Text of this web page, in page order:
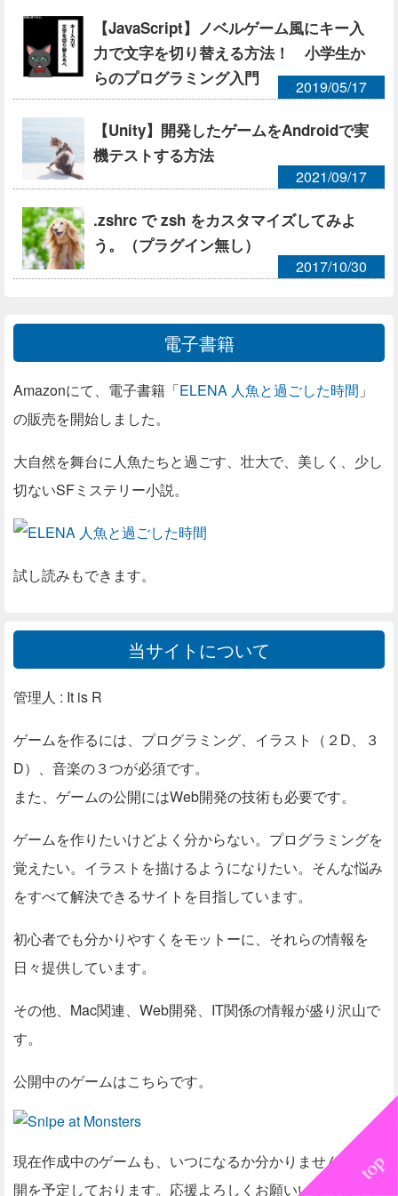
【JavaScript】ノベルゲーム風にキー入
力で文字を切り替える方法！ 小学生か
らのプログラミング入門
2019/05/17
【Unity】開発したゲームをAndroidで実
機テストする方法
2021/09/17
.zshrc で zsh をカスタマイズしてみよ
う。（プラグイン無し）
2017/10/30
電子書籍
Amazonにて、電子書籍「ELENA 人魚と過ごした時間 」
の販売を開始しました。
大自然を舞台に人魚たちと過ごす、壮大で、美しく、少し
切ないSFミステリー小説。
試し読みもできます。
当サイトについて
管理人 : It is R
ゲームを作るには、プログラミング、イラスト（２D、３
D）、音楽の３つが必須です。
また、ゲームの公開にはWeb開発の技術も必要です。
ゲームを作りたいけどよく分からない。プログラミングを
覚えたい。イラストを描けるようになりたい。そんな悩み
をすべて解決できるサイトを目指しています。
初心者でも分かりやすくをモットーに、それらの情報を
日々提供しています。
その他、Mac関連、Web開発、IT関係の情報が盛り沢山で
す。
公開中のゲームはこちらです。
現在作成中のゲームも、いつになるか分かりませんが、公
開を予定しております。応援よろしくお願いいたします。